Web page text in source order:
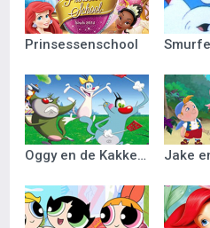
Prinsessenschool
Oggy en de Kakkerlakken